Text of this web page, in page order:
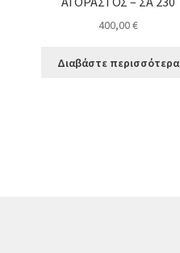
400,00€
Διαβάστε περισσότερα